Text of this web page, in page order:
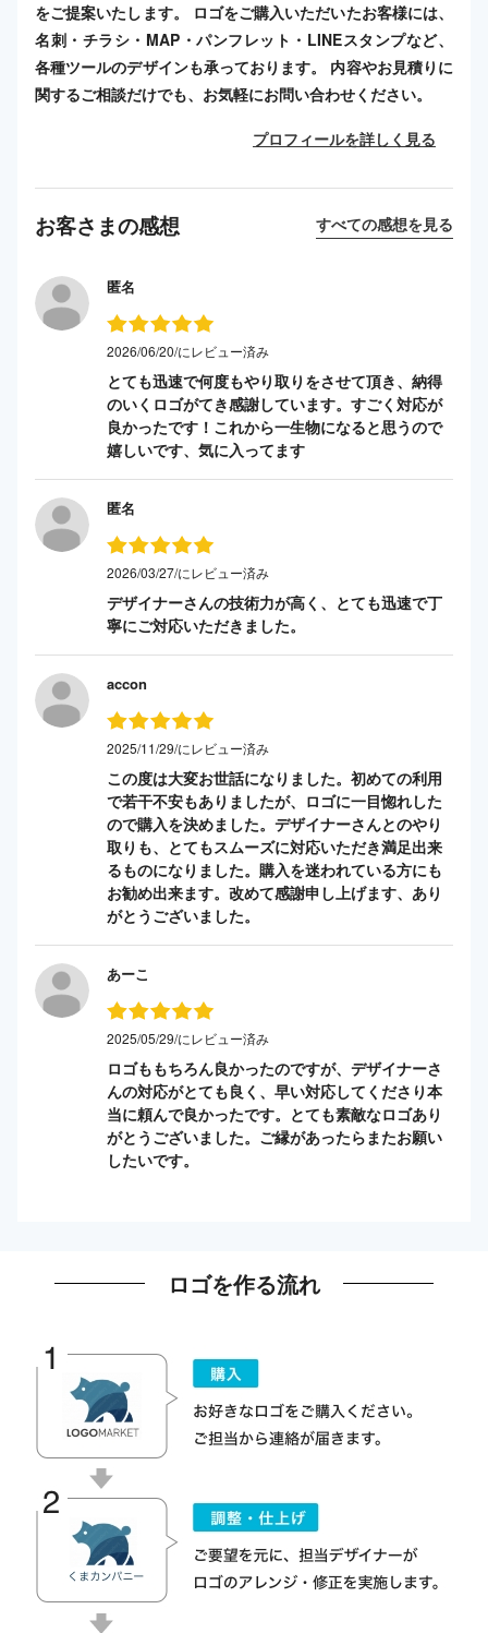
をご提案いたします。 ロゴをご購入いただいたお客様には、
名刺・チラシ・MAP・パンフレット・LINEスタンプなど、
各種ツールのデザインも承っております。 内容やお見積りに
関するご相談だけでも、お気軽にお問い合わせください。
プロフィールを詳しく見る
お客さまの感想 すべての感想を見る
匿名
2026/06/20/にレビュー済み
とても迅速で何度もやり取りをさせて頂き、納得
のいくロゴがてき感謝しています。すごく対応が
良かったです！これから一生物になると思うので
嬉しいです、気に入ってます
匿名
2026/03/27/にレビュー済み
デザイナーさんの技術力が高く、とても迅速で丁
寧にご対応いただきました。
accon
2025/11/29/にレビュー済み
この度は大変お世話になりました。初めての利用
で若干不安もありましたが、ロゴに一目惚れした
ので購入を決めました。デザイナーさんとのやり
取りも、とてもスムーズに対応いただき満足出来
るものになりました。購入を迷われている方にも
お勧め出来ます。改めて感謝申し上げます、あり
がとうございました。
あーこ
2025/05/29/にレビュー済み
ロゴももちろん良かったのですが、デザイナーさ
んの対応がとても良く、早い対応してくださり本
当に頼んで良かったです。とても素敵なロゴあり
がとうございました。ご縁があったらまたお願い
したいです。
ロゴを作る流れ